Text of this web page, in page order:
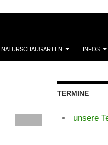
NATURSCHAUGARTEN INFOS
TERMINE
unsere